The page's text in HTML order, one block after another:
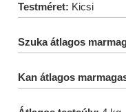
Testméret: Kicsi
Szuka átlagos
Kan átlagos